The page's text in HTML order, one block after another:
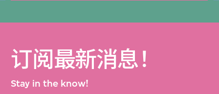
订阅最新消息！
Stay in the know!